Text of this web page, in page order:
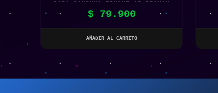
PARA SAMSUNG IPHONE 15 PROMAX
$79.900
AÑADIR AL CARRITO